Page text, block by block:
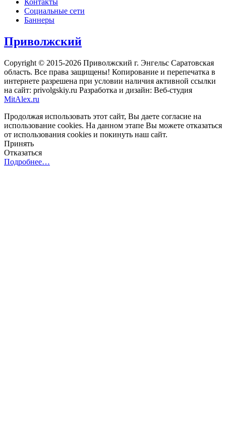
Социальные сети
Баннеры
Приволжский
Copyright © 2015-2026 Приволжский г. Энгельс Саратовская
область. Все права защищены! Копирование и перепечатка в
интернете разрешена при условии наличия активной ссылки
на сайт: privolgskiy.ru Разработка и дизайн: Веб-студия
MitAlex.ru
Продолжая использовать этот сайт, Вы даете согласие на
использование cookies. На данном этапе Вы можете отказаться
от использования cookies и покинуть наш сайт.
Принять
Отказаться
Подробнее…